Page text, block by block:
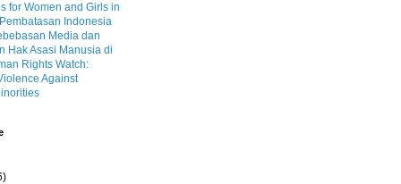
for Women and Girls in
Pembatasan Indonesia
Media dan
Hak Asasi Manusia di
Rights Watch:
Against